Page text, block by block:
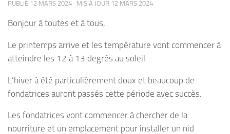
PUBLIÉ 12 MARS 2024 · MIS À JOUR 12 MARS 2024
Bonjour à toutes et à tous,
Le printemps arrive et les température vont commencer à
atteindre les 12 à 13 degrés au soleil.
L’hiver à été particulièrement doux et beaucoup de
fondatrices auront passés cette période avec succès.
Les fondatrices vont commencer à chercher de la
nourriture et un emplacement pour installer un nid